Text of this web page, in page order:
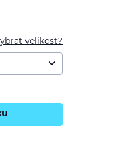
velikost?